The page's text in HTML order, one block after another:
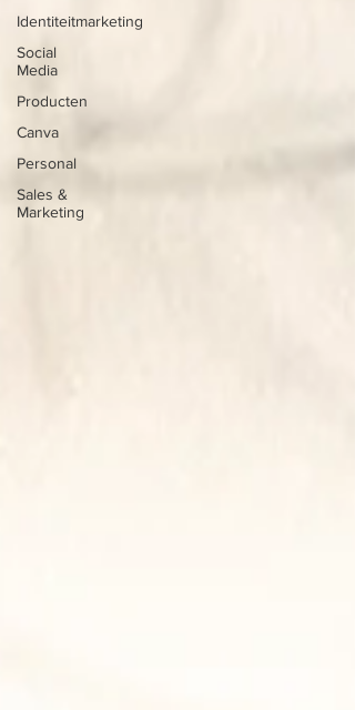
Identiteitmarketing
Social
Media
Producten
Canva
Personal
Sales &
Marketing